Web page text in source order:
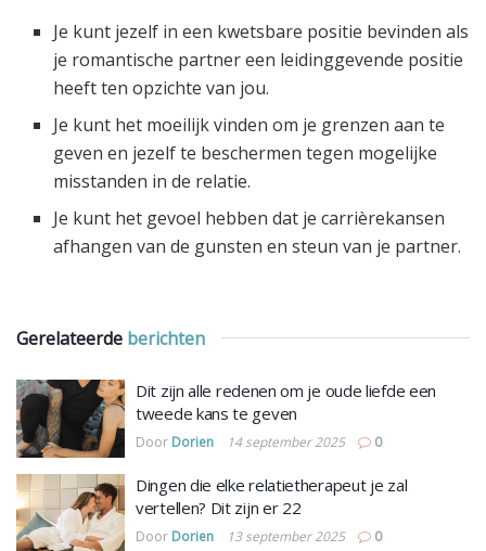
Je kunt jezelf in een kwetsbare positie bevinden als
je romantische partner een leidinggevende positie
heeft ten opzichte van jou.
Je kunt het moeilijk vinden om je grenzen aan te
geven en jezelf te beschermen tegen mogelijke
misstanden in de relatie.
Je kunt het gevoel hebben dat je carrièrekansen
afhangen van de gunsten en steun van je partner.
Gerelateerde berichten
Dit zijn alle redenen om je oude liefde een
tweede kans te geven
Door Dorien 14 september 2025 0
Dingen die elke relatietherapeut je zal
vertellen? Dit zijn er 22
Door Dorien 13 september 2025 0